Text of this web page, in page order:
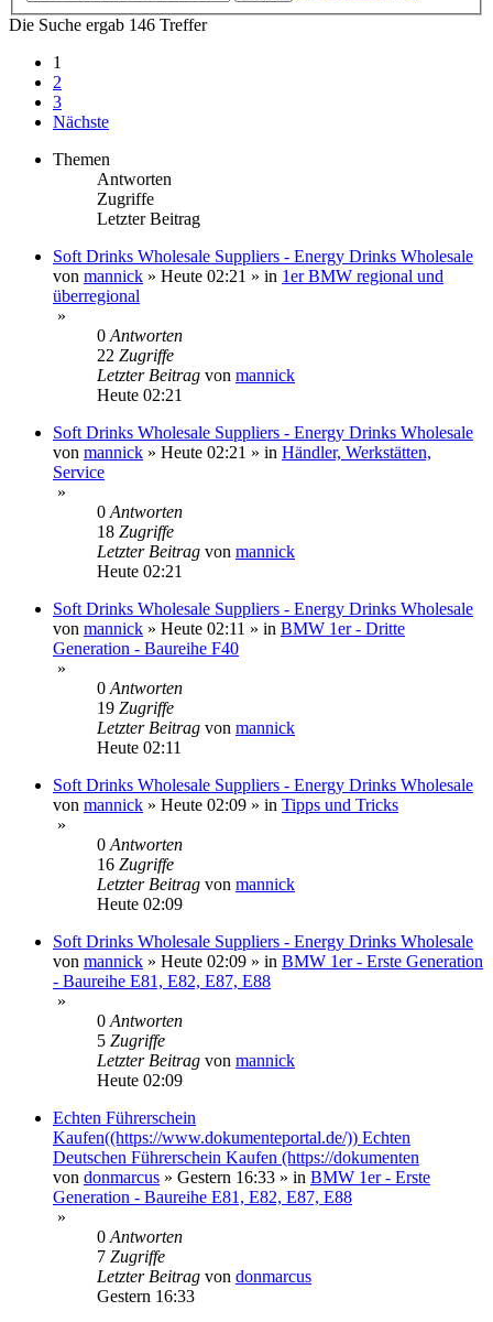
Die Suche ergab 146 Treffer
1
2
3
Nächste
Themen
Antworten
Zugriffe
Letzter Beitrag
Soft Drinks Wholesale Suppliers - Energy Drinks Wholesale
von mannick » Heute 02:21 » in 1er BMW regional und
überregional
»
0 Antworten
22 Zugriffe
Letzter Beitrag von mannick
Heute 02:21
Soft Drinks Wholesale Suppliers - Energy Drinks Wholesale
von mannick » Heute 02:21 » in Händler, Werkstätten,
Service
»
0 Antworten
18 Zugriffe
Letzter Beitrag von mannick
Heute 02:21
Soft Drinks Wholesale Suppliers - Energy Drinks Wholesale
von mannick » Heute 02:11 » in BMW 1er - Dritte
Generation - Baureihe F40
»
0 Antworten
19 Zugriffe
Letzter Beitrag von mannick
Heute 02:11
Soft Drinks Wholesale Suppliers - Energy Drinks Wholesale
von mannick » Heute 02:09 » in Tipps und Tricks
»
0 Antworten
16 Zugriffe
Letzter Beitrag von mannick
Heute 02:09
Soft Drinks Wholesale Suppliers - Energy Drinks Wholesale
von mannick » Heute 02:09 » in BMW 1er - Erste Generation
- Baureihe E81, E82, E87, E88
»
0 Antworten
5 Zugriffe
Letzter Beitrag von mannick
Heute 02:09
Echten Führerschein
Kaufen((https://www.dokumenteportal.de/)) Echten
Deutschen Führerschein Kaufen (https://dokumenten
von donmarcus » Gestern 16:33 » in BMW 1er - Erste
Generation - Baureihe E81, E82, E87, E88
»
0 Antworten
7 Zugriffe
Letzter Beitrag von donmarcus
Gestern 16:33